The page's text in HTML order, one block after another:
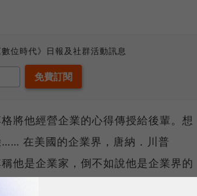
位時代》日報及社群活動訊息
將他經營企業的心得傳授給後輩。想
在美國的企業界，唐納．川普
他是企業家，倒不如說他是企業界的
橫跨賭場、運動休閒和大眾運輸業，